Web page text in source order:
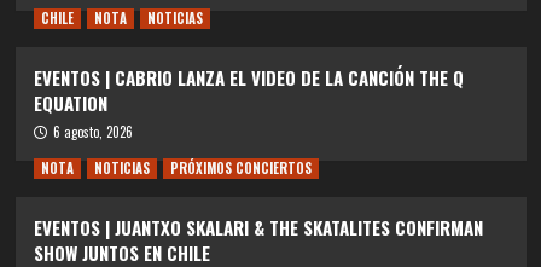
CHILE
NOTA NOTICIAS
EVENTOS | CABRIO LANZA EL VIDEO DE LA CANCIÓN THE Q
EQUATION
6 agosto, 2026
NOTA
NOTICIAS PRÓXIMOS CONCIERTOS
EVENTOS | JUANTXO SKALARI & THE SKATALITES CONFIRMAN
SHOW JUNTOS EN CHILE